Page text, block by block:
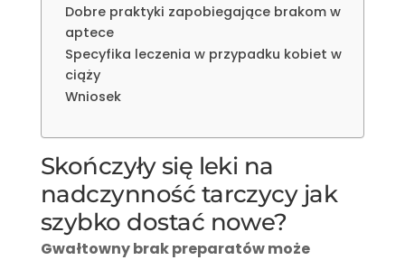
Dobre praktyki zapobiegające brakom w
aptece
Specyfika leczenia w przypadku kobiet w
ciąży
Wniosek
Skończyły się leki na
nadczynność tarczycy jak
szybko dostać nowe?
Gwałtowny brak preparatów może